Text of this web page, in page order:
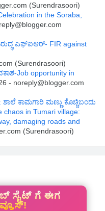
(Surendrasoori)
in the Soraba,
ಎಫ್ಐಆರ್- FIR against
(Surendrasoori)
Job opportunity in
- noreply@blogger.com
ಕಾಮಗಾರಿ ಮಣ್ಣು ಕೊಚ್ಚಿಬಂದು
in Tumari village:
damaging roads and
(Surendrasoori)
ಸೈಟ್ ಗೆ ಈಗ